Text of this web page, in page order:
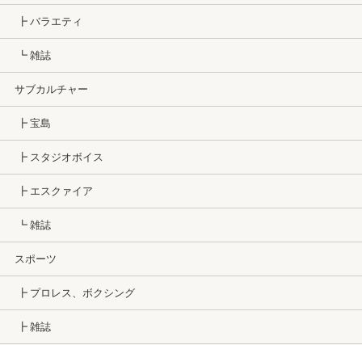
┣ バラエティ
┗ 雑誌
サブカルチャー
┣ 宝島
┣ スタジオボイス
┣ エスクァイア
┗ 雑誌
スポーツ
┣ プロレス、ボクシング
┣ 雑誌